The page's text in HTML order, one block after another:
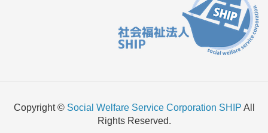
Copyright © Social Welfare Service Corporation SHIP All
Rights Reserved.